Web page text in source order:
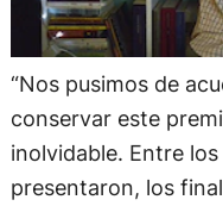
“Nos pusimos de
conservar este
inolvidable. Entre
presentaron, los